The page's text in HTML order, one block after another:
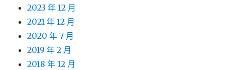
2023 年 12 月
2021 年 12 月
2020 年 7 月
2019 年 2 月
2018 年 12 月